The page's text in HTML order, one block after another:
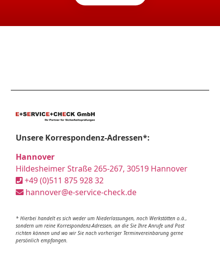
Unsere Korrespondenz-Adressen*:
Hannover
Hildesheimer Straße 265-267, 30519 Hannover
+49 (0)511 875 928 32
hannover@e-service-check.de
* Hierbei handelt es sich weder um Niederlassungen, noch Werkstätten o.ä.,
sondern um reine Korrespondenz-Adressen, an die Sie Ihre Anrufe und Post
richten können und wo wir Sie nach vorheriger Terminvereinbarung gerne
persönlich empfangen.